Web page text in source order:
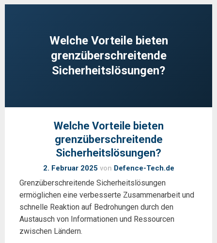
Welche Vorteile bieten
grenzüberschreitende
Sicherheitslösungen?
Welche Vorteile bieten
grenzüberschreitende
Sicherheitslösungen?
2. Februar 2025 von Defence-Tech.de
Grenzüberschreitende Sicherheitslösungen
ermöglichen eine verbesserte Zusammenarbeit und
schnelle Reaktion auf Bedrohungen durch den
Austausch von Informationen und Ressourcen
zwischen Ländern.